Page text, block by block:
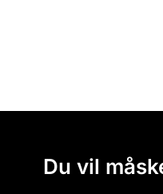
Du vil